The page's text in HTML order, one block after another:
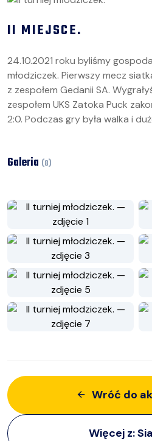
II MIEJSCE.
24.10.2021 roku byliśmy
młodziczek. Pierwszy mecz
z zespołem Gedanii SA.
zespołem UKS Zatoka Puck
2:0. Podczas gry była walka i
Galeria (8)
Wróć do
Więcej z: